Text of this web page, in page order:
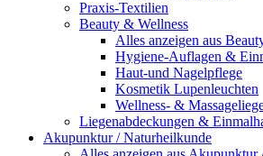
Praxis-Textilien
Beauty & Wellness
Alles anzeigen aus
Hygiene-Auflagen &
Haut-und Nagelpflege
Kosmetik Lupenleuchten
Wellness- &
Liegenabdeckungen &
Akupunktur / Naturheilkunde